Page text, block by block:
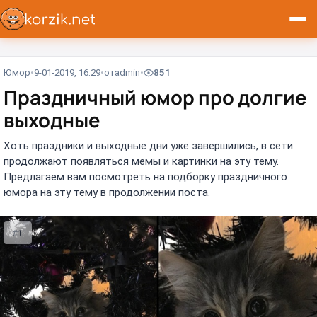
Юмор 9-01-2019, 16:29 отadmin 851
Праздничный юмор про долгие
выходные
Хоть праздники и выходные дни уже завершились, в сети
продолжают появляться мемы и картинки на эту тему.
Предлагаем вам посмотреть на подборку праздничного
юмора на эту тему в продолжении поста.
#1